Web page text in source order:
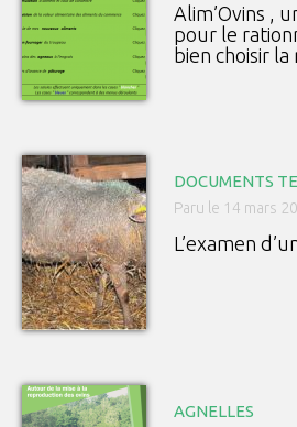
Alim’Ovins ,
pour le
bien choisir la
DOCUMENTS
Paru le 14 mars
L’examen
AGNELLES